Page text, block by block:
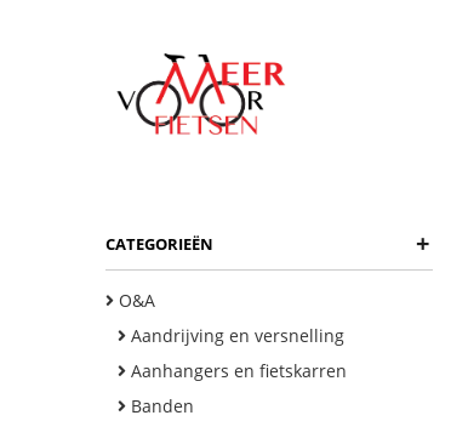
CATEGORIEËN +
O&A
Aandrijving en versnelling
Aanhangers en fietskarren
Banden